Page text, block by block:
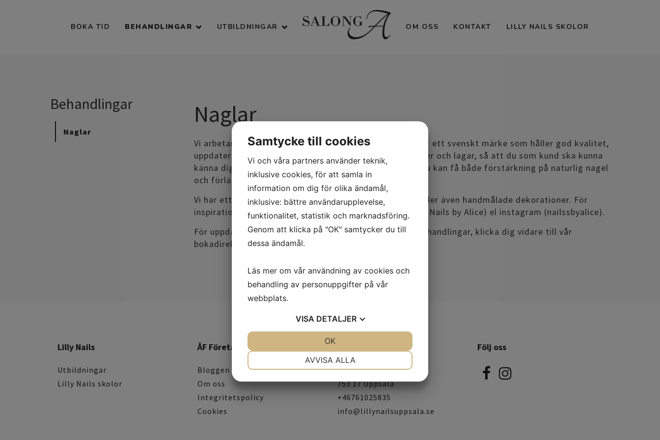
BOKA TID BEHANDLINGAR UTBILDNINGAR OM OSS KONTAKT LILLY NAILS SKOLOR
Behandlingar
Naglar
Naglar
Vi arbetar med Lilly Nails gelé och gelpolish. Lilly Nails är ett svenskt märke som håller god kvalitet,
uppdateras med nyheter regelbundet och följer alla regler och lagar, så att du som kund ska kunna
känna dig trygg med materialet du har på dina naglar. Du kan få både förstärkning på naturlig nagel
och förlängning med tippar eller mall.
Vi har ett stort utbud av färger och glitter m.m. Vi erbjuder även handmålade dekorationer. För
inspiration kan du titta in på vår facebook (Salong A och Nails by Alice) el instagram (nailssbyalice).
För uppdaterade prisuppgifter och beskrivning av alla behandlingar, klicka dig vidare till vår
bokadirekt (Salong A Uppsala).
Lilly Nails
Utbildningar
Lilly Nails skolor
ÅF Företag
Bloggen
Om oss
Integritetspolicy
Cookies
Tullgarnsgatan 17
753 17 Uppsala
+46761025835
info@lillynailsuppsala.se
Följ oss
Samtycke till cookies
Vi och våra partners använder teknik,
inklusive cookies, för att samla in
information om dig för olika ändamål,
inklusive: bättre användarupplevelse,
funktionalitet, statistik och marknadsföring.
Genom att klicka på "OK" samtycker du till
dessa ändamål.
Läs mer om vår användning av cookies och
behandling av personuppgifter på vår
webbplats.
VISA DETALJER
STATISTIK
AVVISA ALLA
OK